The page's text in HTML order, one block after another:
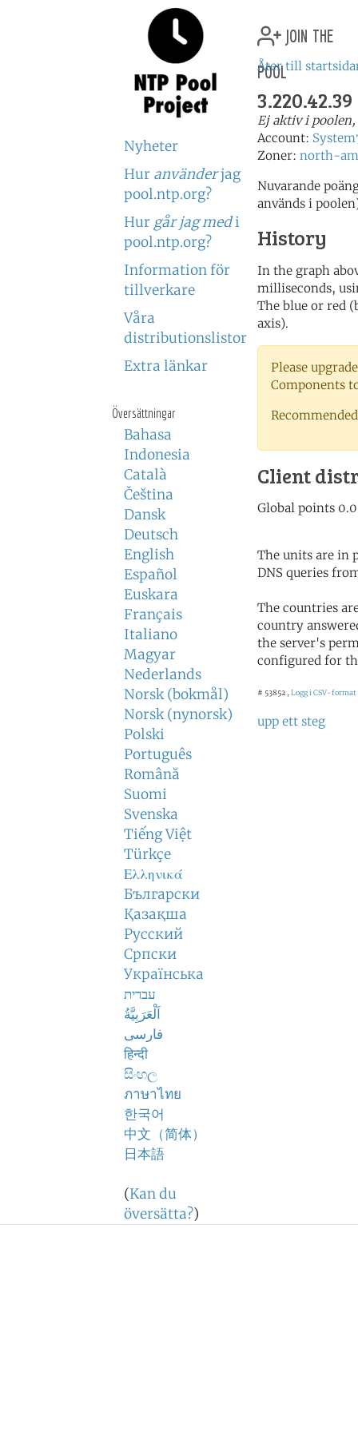
Nyheter
Hur använderjag
pool.ntp.org?
Hur går jag medi
pool.ntp.org?
Information för
tillverkare
Våra
distributionslistor
Extra länkar
Översättningar
Bahasa
Indonesia
Català
Čeština
Dansk
Deutsch
English
Español
Euskara
Français
Italiano
Magyar
Nederlands
Norsk (bokmål)
Norsk (nynorsk)
Polski
Português
Română
Suomi
Svenska
Tiếng Việt
Türkçe
Ελληνικά
Български
Қазақша
Русский
Српски
Українська
עברית
اَلْعَرَبِيَّةُ
فارسی
हिन्दी
සිංහල
ภาษาไทย
한국어
中文（简体）
日本語
(Kan du
översätta?)
join the
pool
Åter till
3.220.42.39
Ej aktiv i
Account:
Zoner: north-
Nuvarande
används i
History
In the graph
milliseconds,
The blue or red
axis).
Please
Components
Client
The units are in
DNS queries
The countries
country
the server's
configured for
# 53852 , Logg i CSV-format
upp ett steg